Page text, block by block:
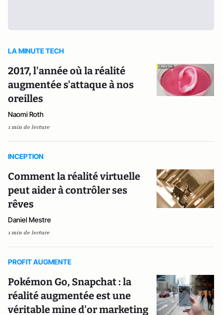
LA MINUTE TECH
2017, l'année où la réalité
augmentée s'attaque à nos
oreilles
Naomi Roth
1 min de lecture
INCEPTION
Comment la réalité virtuelle
peut aider à contrôler ses
rêves
Daniel Mestre
1 min de lecture
PROFIT AUGMENTE
Pokémon Go, Snapchat : la
réalité augmentée est une
véritable mine d'or marketing